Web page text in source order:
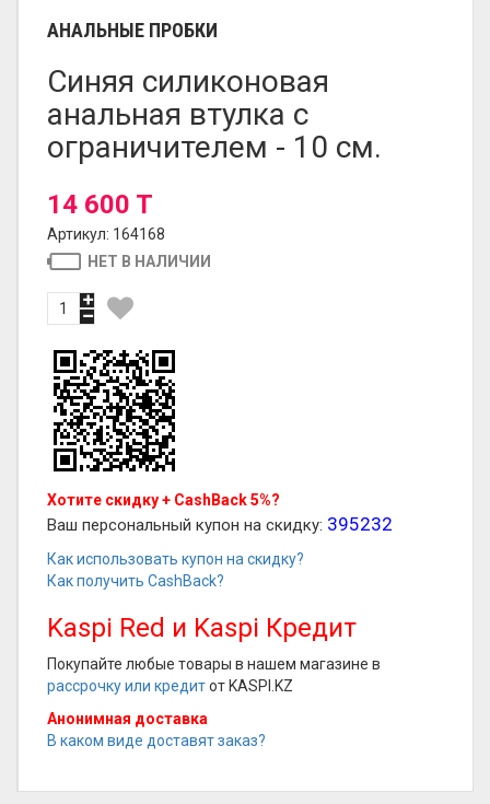
АНАЛЬНЫЕ ПРОБКИ
Синяя силиконовая
анальная втулка с
ограничителем - 10 см.
14 600 T
Артикул: 164168
НЕТ В НАЛИЧИИ
Хотите скидку + CashBack 5%?
Ваш персональный купон на скидку: 395232
Как использовать купон на скидку?
Как получить CashBack?
Kaspi Red и Kaspi Кредит
Покупайте любые товары в нашем магазине в
рассрочку или кредитот KASPI.KZ
Анонимная доставка
В каком виде доставят заказ?